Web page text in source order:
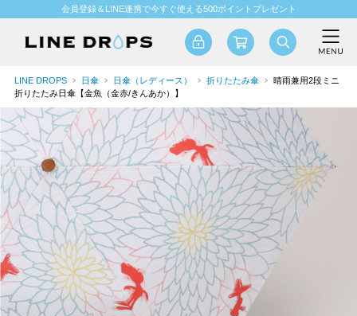
会員登録＆LINE連携で今すぐ使える500ポイントプレゼント
LINE DROPS 日傘 日傘（レディース） 折りたたみ傘
晴雨兼用2段ミニ
折りたたみ日傘【金魚（金赤/きんあか）】